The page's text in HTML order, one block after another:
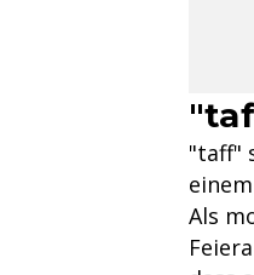
"taff"
Als